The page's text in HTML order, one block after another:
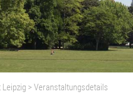
> Veranstaltungsdetails